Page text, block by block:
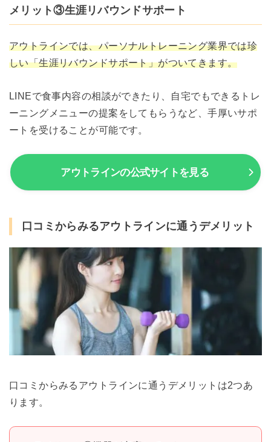
メリット③生涯リバウンドサポート
アウトラインでは、パーソナルトレーニング業界では珍
しい「生涯リバウンドサポート」がついてきます。
LINEで食事内容の相談ができたり、自宅でもできるトレ
ーニングメニューの提案をしてもらうなど、手厚いサポ
ートを受けることが可能です。
アウトラインの公式サイトを見る
口コミからみるアウトラインに通うデメリット
口コミからみるアウトラインに通うデメリットは2つあ
ります。